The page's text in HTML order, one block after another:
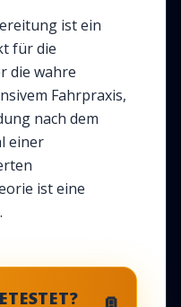
ist ein
für die
die wahre
Fahrpraxis,
nach dem
einer
ist eine